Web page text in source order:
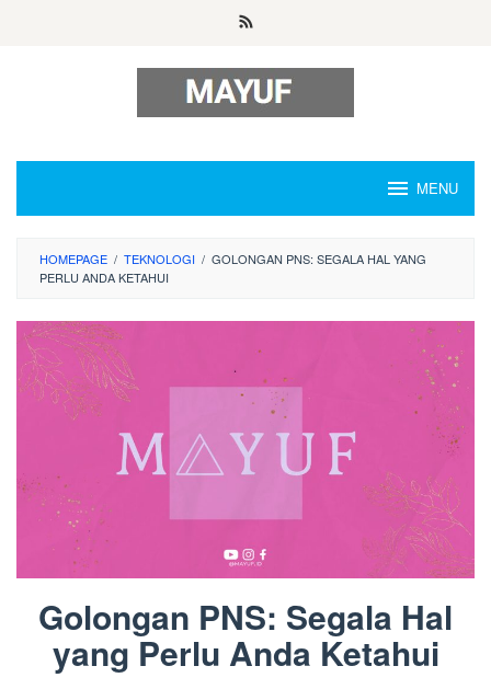
MENU
HOMEPAGE / TEKNOLOGI / GOLONGAN PNS: SEGALA HAL YANG
PERLU ANDA KETAHUI
Golongan PNS: Segala Hal
yang Perlu Anda Ketahui